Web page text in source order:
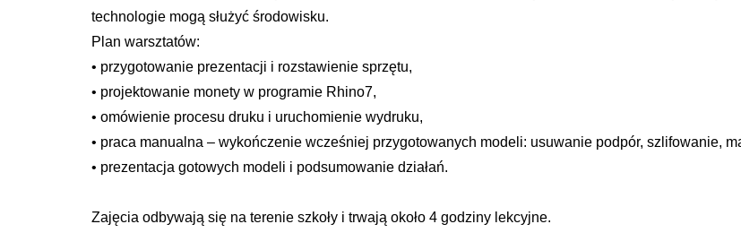
technologie mogą służyć środowisku.
Plan warsztatów:
• przygotowanie prezentacji i rozstawienie sprzętu,
• projektowanie monety w programie Rhino7,
• omówienie procesu druku i uruchomienie wydruku,
• praca manualna – wykończenie wcześniej przygotowanych modeli: usuwanie podpór, szlifowanie,
• prezentacja gotowych modeli i podsumowanie działań.
Zajęcia odbywają się na terenie szkoły i trwają około 4 godziny lekcyjne.